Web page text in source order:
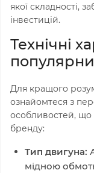
якої складності,
інвестицій.
Технічні
Для кращого
ознайомтеся з
особливостей, що
бренду:
Тип двигуна:
мідною